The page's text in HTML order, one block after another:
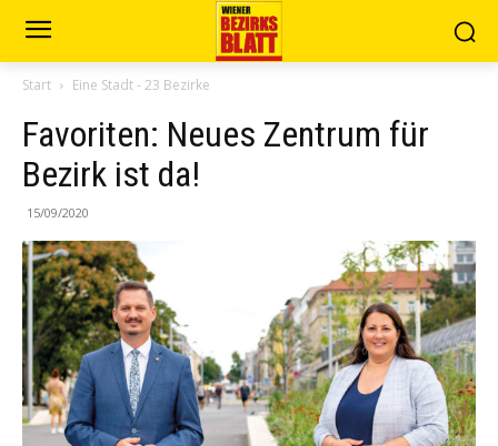
Start Eine Stadt - 23 Bezirke
Favoriten: Neues Zentrum für
Bezirk ist da!
15/09/2020